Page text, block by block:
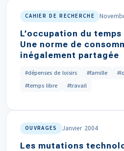
CAHIER DE RECHERCHE
L’occupation du
Une norme de
inégalement partagée
#dépenses de loisirs #famille
#temps libre
#travail
OUVRAGES Janvier 2004
Les mutations